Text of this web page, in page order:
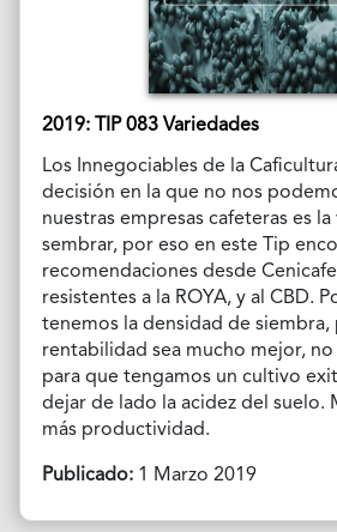
2019: TIP 083 Variedades
Los Innegociables de la
decisión en la que no nos
nuestras empresas cafeteras es la
sembrar, por eso en este Tip
recomendaciones desde
resistentes a la ROYA, y al CBD.
tenemos la densidad de siembra,
rentabilidad sea mucho mejor,
para que tengamos un cultivo
dejar de lado la acidez del suelo.
más productividad.
Publicado:1 Marzo 2019